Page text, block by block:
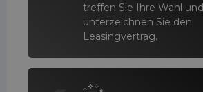
treffen Sie Ihre Wahl und
unterzeichnen Sie den
Leasingvertrag.